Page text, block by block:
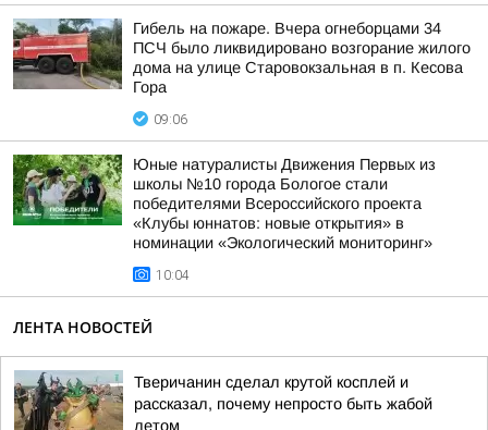
Гибель на пожаре. Вчера огнеборцами 34
ПСЧ было ликвидировано возгорание жилого
дома на улице Старовокзальная в п. Кесова
Гора
09:06
Юные натуралисты Движения Первых из
школы №10 города Бологое стали
победителями Всероссийского проекта
«Клубы юннатов: новые открытия» в
номинации «Экологический мониторинг»
10:04
ЛЕНТА НОВОСТЕЙ
Тверичанин сделал крутой косплей и
рассказал, почему непросто быть жабой
летом